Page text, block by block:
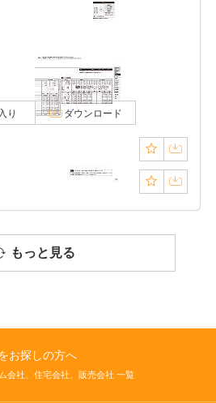
り ダウンロード
もっと見る
お探しの方へ
会社、住宅会社、販売会社 一覧